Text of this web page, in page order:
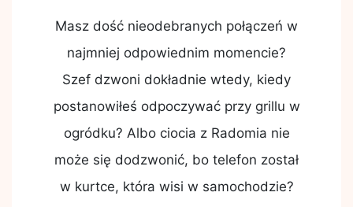
Masz dość nieodebranych połączeń w
najmniej odpowiednim momencie?
Szef dzwoni dokładnie wtedy, kiedy
postanowiłeś odpoczywać przy grillu w
ogródku? Albo ciocia z Radomia nie
może się dodzwonić, bo telefon został
w kurtce, która wisi w samochodzie?